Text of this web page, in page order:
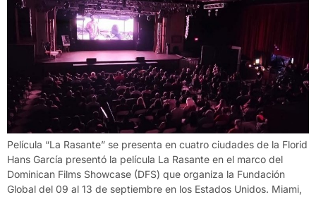
Película “La Rasante” se presenta en cuatro ciudades de la Florid
Hans García presentó la película La Rasante en el marco del
Dominican Films Showcase (DFS) que organiza la Fundación
Global del 09 al 13 de septiembre en los Estados Unidos. Miami,